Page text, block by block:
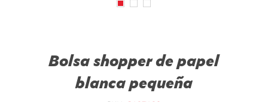
Bolsa shopper de papel
blanca pequeña